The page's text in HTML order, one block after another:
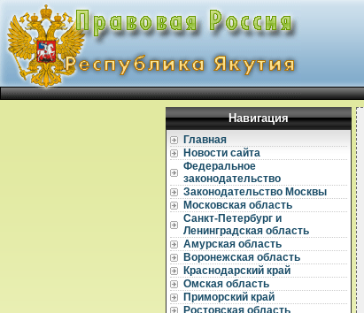
Навигация
Главная
Новости сайта
Федеральное
законодательство
Законодательство Москвы
Московская область
Санкт-Петербург и
Ленинградская область
Амурская область
Воронежская область
Краснодарский край
Омская область
Приморский край
Ростовская область